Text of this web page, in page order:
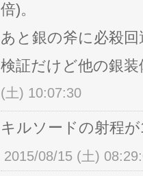
倍)。
あと銀の斧に必殺
検証だけど他の銀
(土) 10:07:30
キルソードの射程
2015/08/15 (土)